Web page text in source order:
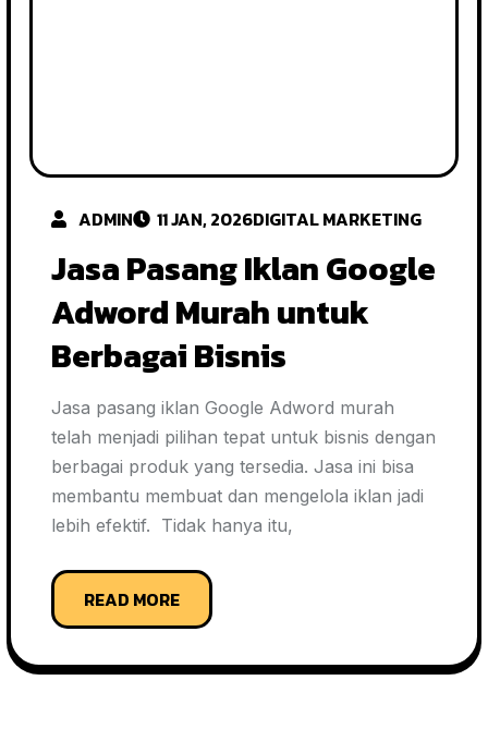
ADMIN 11 JAN, 2026DIGITAL MARKETING
Jasa Pasang Iklan Google
Adword Murah untuk
Berbagai Bisnis
Jasa pasang iklan Google Adword murah
telah menjadi pilihan tepat untuk bisnis dengan
berbagai produk yang tersedia. Jasa ini bisa
membantu membuat dan mengelola iklan jadi
lebih efektif. Tidak hanya itu,
READ MORE